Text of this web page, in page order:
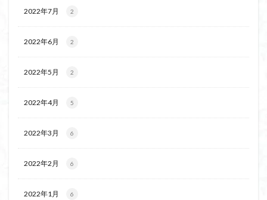
2022年7月 2
2022年6月 2
2022年5月 2
2022年4月 5
2022年3月 6
2022年2月 6
2022年1月 6